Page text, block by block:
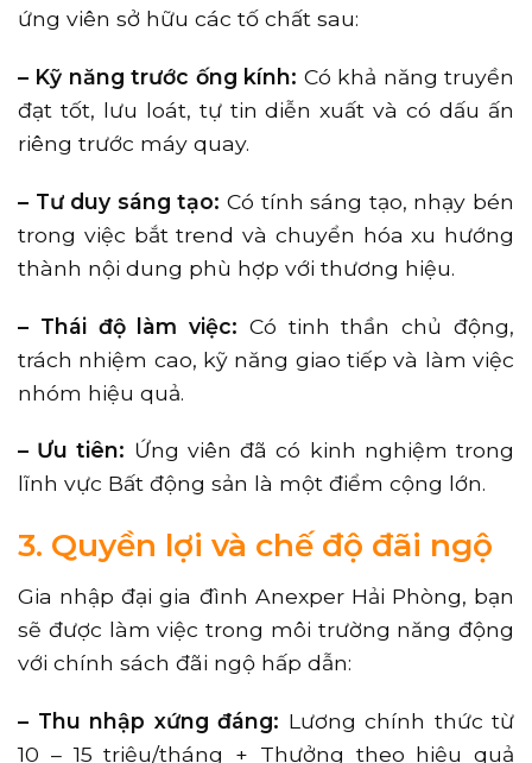
ứng viên sở hữu các tố chất sau:
– Kỹ năng trước ống kính: Có khả năng truyền
đạt tốt, lưu loát, tự tin diễn xuất và có dấu ấn
riêng trước máy quay.
– Tư duy sáng tạo: Có tính sáng tạo, nhạy bén
trong việc bắt trend và chuyển hóa xu hướng
thành nội dung phù hợp với thương hiệu.
– Thái độ làm việc: Có tinh thần chủ động,
trách nhiệm cao, kỹ năng giao tiếp và làm việc
nhóm hiệu quả.
– Ưu tiên: Ứng viên đã có kinh nghiệm trong
lĩnh vực Bất động sản là một điểm cộng lớn.
3. Quyền lợi và chế độ đãi ngộ
Gia nhập đại gia đình Anexper Hải Phòng, bạn
sẽ được làm việc trong môi trường năng động
với chính sách đãi ngộ hấp dẫn:
– Thu nhập xứng đáng: Lương chính thức từ
10 – 15 triệu/tháng + Thưởng theo hiệu quả